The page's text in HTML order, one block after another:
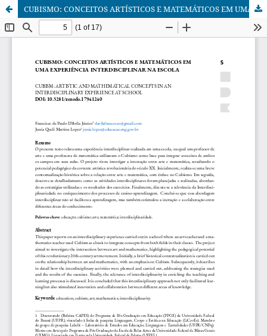
CUBISMO: CONCEITOS ARTÍSTICOS E MATEMÁTICOS EM UMA EXPERIÊNCIA INTERDISCIPLINAR NA ESCOLA